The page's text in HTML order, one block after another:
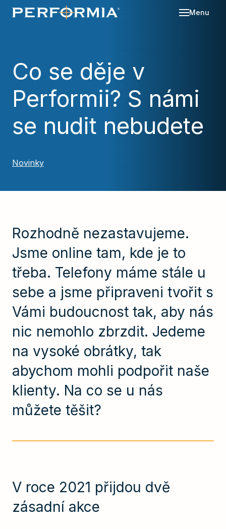
Menu
Co se děje v
Performii? S námi
se nudit nebudete
Novinky
Rozhodně nezastavujeme.
Jsme online tam, kde je to
třeba. Telefony máme stále u
sebe a jsme připraveni tvořit s
Vámi budoucnost tak, aby nás
nic nemohlo zbrzdit. Jedeme
na vysoké obrátky, tak
abychom mohli podpořit naše
klienty. Na co se u nás
můžete těšit?
V roce 2021 přijdou dvě
zásadní akce